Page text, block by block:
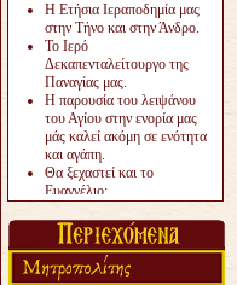
Η Ετήσια Ιεραποδημία μας
στην Τήνο και στην Άνδρο.
Το Ιερό
Δεκαπενταλείτουργο της
Παναγίας μας.
Η παρουσία του λειψάνου
του Αγίου στην ενορία μας
μάς καλεί ακόμη σε ενότητα
και αγάπη.
Θα ξεχαστεί και το
Ευαγγέλιο;
«πολύ αργά».
Ζητείται....